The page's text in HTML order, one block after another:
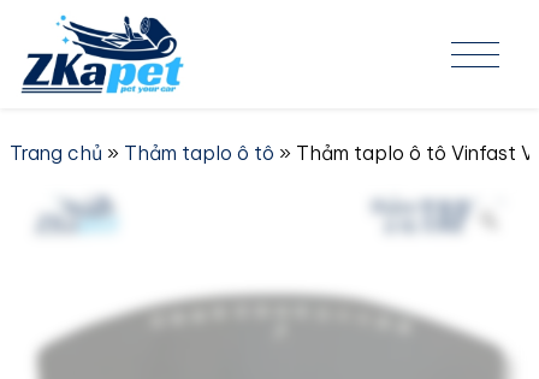
Skip to content
Trang chủ » Thảm taplo ô tô » Thảm taplo ô tô Vinfast